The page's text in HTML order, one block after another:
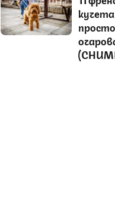
просто